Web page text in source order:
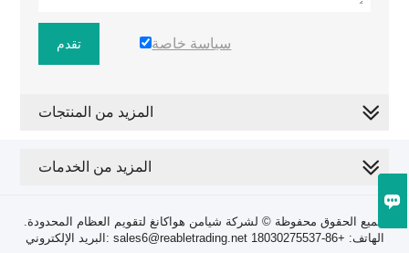

تقدم سياسة خاصة
المزيد من المنتجات
المزيد من الخدمات
جميع الحقوق محفوظة © لشركة شيامن هواكانغ لتقويم العظام المحدودة.
البريد الإلكتروني: sales6@reabletrading.net الهاتف: +86-18030275537